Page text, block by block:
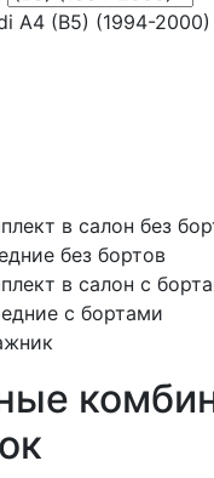
A4 (B5) (1994-2000)
в салон без
без бортов
в салон с
с бортами